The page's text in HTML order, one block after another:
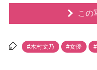
この
#木村文乃 #女優